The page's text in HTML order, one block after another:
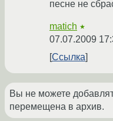
песне не
matich ★
07.07.2009
Ссылка
Вы не можете
перемещена в архив.